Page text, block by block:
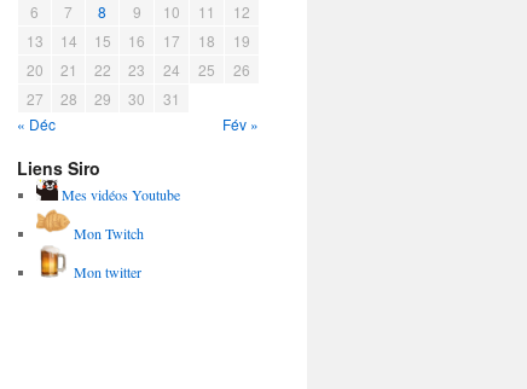
6
7 8 9 10 11
12
13
14 15 16 17 18
19
20
21 22 23 24 25
26
27
28 29 30
31
« Déc
Fév »
Liens Siro
Mes vidéos Youtube
Mon Twitch
Mon twitter